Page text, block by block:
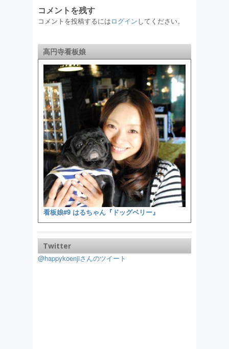
コメントを残す
コメントを投稿するにはログインしてください。
高円寺看板娘
看板娘#9 はるちゃん『ドッグベリー』
Twitter
@happykoenjiさんのツイート